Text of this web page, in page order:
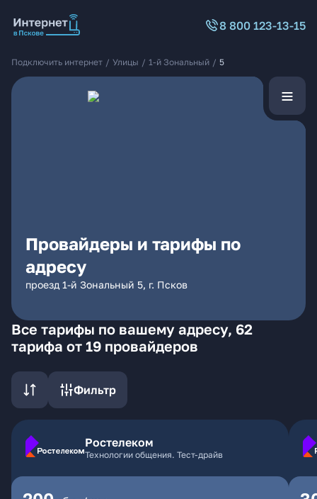
8 800 123-13-15
Подключить интернет / Улицы / 1-й Зональный / 5
Провайдеры и тарифы по
адресу
проезд 1-й Зональный 5, г. Псков
Все тарифы по вашему адресу, 62
тарифа от 19 провайдеров
Фильтр
Ростелеком
Технологии общения. Тест-драйв